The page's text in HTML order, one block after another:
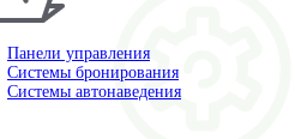
Панели управления
Системы бронирования
Системы автонаведения